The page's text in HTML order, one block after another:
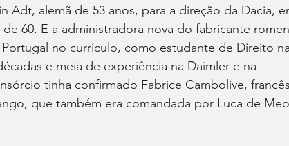
Adt, alemã de 53 anos, para a direção da Dacia,
60. E a administradora nova do fabricante
no currículo, como estudante de Direito na
e meia de experiência na Daimler e na
tinha confirmado Fabrice Cambolive, francês
que também era comandada por Luca de